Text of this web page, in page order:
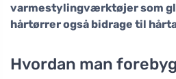
varmestylingværktøjer som
hårtørrer også bidrage til
Hvordan man